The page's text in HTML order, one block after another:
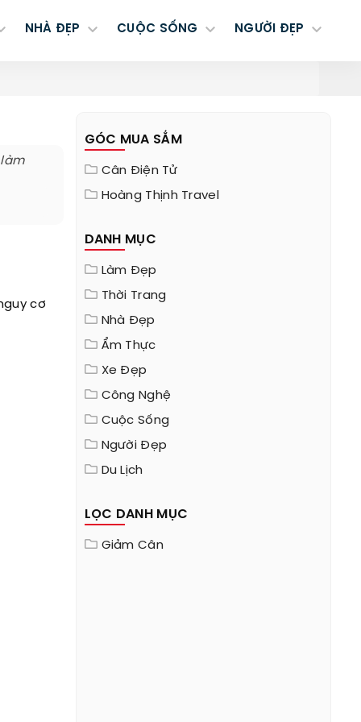
NHÀ ĐẸP CUỘC SỐNG NGƯỜI ĐẸP
cơ
GÓC MUA SẮM
Cân Điện Tử
Hoàng Thịnh Travel
DANH MỤC
Làm Đẹp
Thời Trang
Nhà Đẹp
Ẩm Thực
Xe Đẹp
Công Nghệ
Cuộc Sống
Người Đẹp
Du Lịch
LỌC DANH MỤC
Giảm Cân